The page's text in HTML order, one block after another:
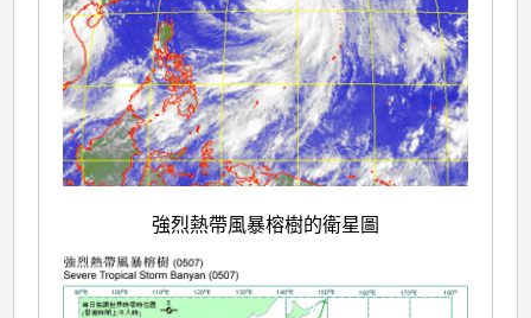
強烈熱帶風暴榕樹的衛星圖